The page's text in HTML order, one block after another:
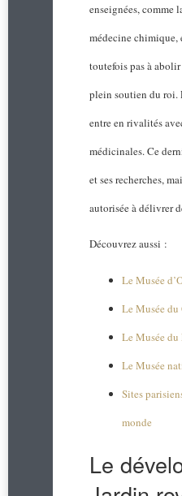
enseignées, comme
médecine chimique,
toutefois pas à
plein soutien du roi.
entre en rivalités
médicinales. Ce
et ses recherches,
autorisée à délivrer
Découvrez aussi :
Le Musée
Le Musée
Le Musée
Le Musée
Sites
monde
Le